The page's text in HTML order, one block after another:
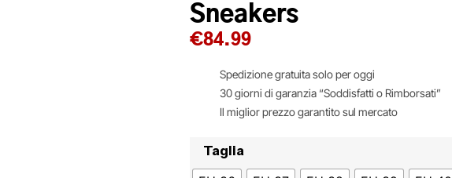
Sneakers
€84.99
Spedizione gratuita solo per oggi
30 giorni di garanzia “Soddisfatti o Rimborsati”
Il miglior prezzo garantito sul mercato
Taglia